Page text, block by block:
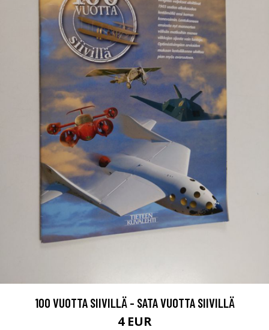
100 VUOTTA SIIVILLÄ - SATA VUOTTA SIIVILLÄ
4 EUR